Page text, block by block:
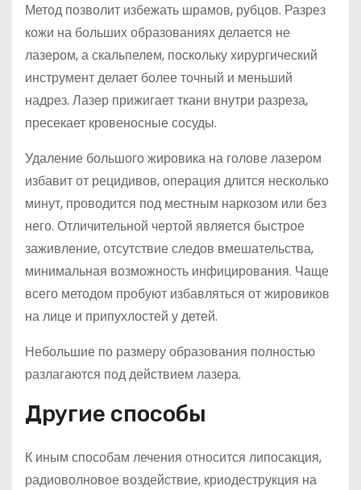
Метод позволит избежать шрамов, рубцов. Разрез
кожи на больших образованиях делается не
лазером, а скальпелем, поскольку хирургический
инструмент делает более точный и меньший
надрез. Лазер прижигает ткани внутри разреза,
пресекает кровеносные сосуды.
Удаление большого жировика на голове лазером
избавит от рецидивов, операция длится несколько
минут, проводится под местным наркозом или без
него. Отличительной чертой является быстрое
заживление, отсутствие следов вмешательства,
минимальная возможность инфицирования. Чаще
всего методом пробуют избавляться от жировиков
на лице и припухлостей у детей.
Небольшие по размеру образования полностью
разлагаются под действием лазера.
Другие способы
К иным способам лечения относится липосакция,
радиоволновое воздействие, криодеструкция на